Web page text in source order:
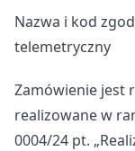
Nazwa i kod
telemetryczny
Zamówienie jest
realizowane w
0004/24 pt.